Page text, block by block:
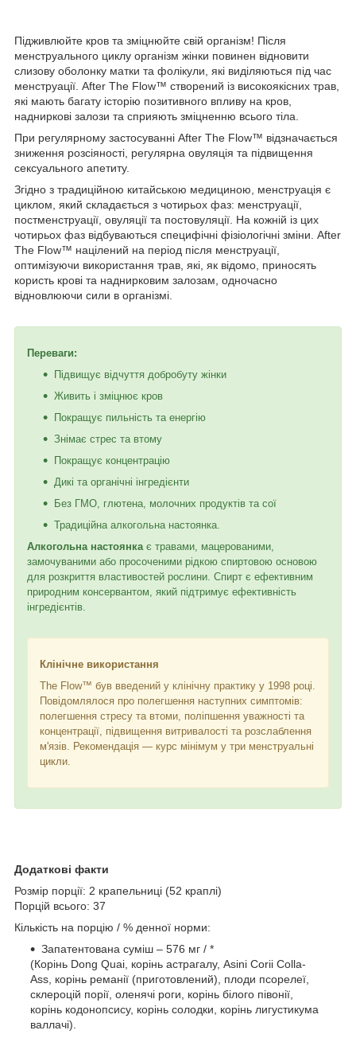
Підживлюйте кров та зміцнюйте свій організм! Після
менструального циклу організм жінки повинен відновити
слизову оболонку матки та фолікули, які виділяються під час
менструації. After The Flow™ створений із високоякісних трав,
які мають багату історію позитивного впливу на кров,
надниркові залози та сприяють зміцненню всього тіла.
При регулярному застосуванні After The Flow™ відзначається
зниження розсіяності, регулярна овуляція та підвищення
сексуального апетиту.
Згідно з традиційною китайською медициною, менструація є
циклом, який складається з чотирьох фаз: менструації,
постменструації, овуляції та постовуляції. На кожній із цих
чотирьох фаз відбуваються специфічні фізіологічні зміни. After
The Flow™ націлений на період після менструації,
оптимізуючи використання трав, які, як відомо, приносять
користь крові та наднирковим залозам, одночасно
відновлюючи сили в організмі.
Переваги:
Підвищує відчуття добробуту жінки
Живить і зміцнює кров
Покращує пильність та енергію
Знімає стрес та втому
Покращує концентрацію
Дикі та органічні інгредієнти
Без ГМО, глютена, молочних продуктів та сої
Традиційна алкогольна настоянка.
Алкогольна настоянка є травами, мацерованими,
замочуваними або просоченими рідкою спиртовою основою
для розкриття властивостей рослини. Спирт є ефективним
природним консервантом, який підтримує ефективність
інгредієнтів.
Клінічне використання
The Flow™ був введений у клінічну практику у 1998 році.
Повідомлялося про полегшення наступних симптомів:
полегшення стресу та втоми, поліпшення уважності та
концентрації, підвищення витривалості та розслаблення
м'язів. Рекомендація — курс мінімум у три менструальні
цикли.
Додаткові факти
Розмір порції: 2 крапельниці (52 краплі)
Порцій всього: 37
Кількість на порцію / % денної норми:
Запатентована суміш – 576 мг / *
(Корінь Dong Quai, корінь астрагалу, Asini Corii Colla-
Ass, корінь реманії (приготовлений), плоди псорелеї,
склероцій порії, оленячі роги, корінь білого півонії,
корінь кодонопсису, корінь солодки, корінь лигустикума
валлачі).